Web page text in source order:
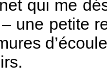
qui me
une petite